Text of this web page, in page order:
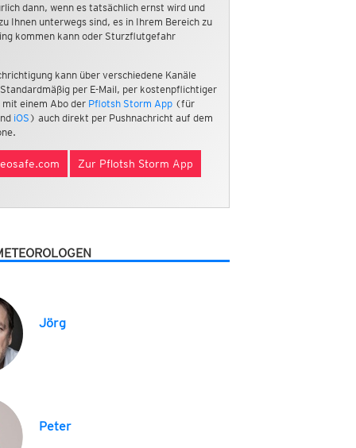
dann, wenn es tatsächlich ernst wird und
Ihnen unterwegs sind, es in Ihrem Bereich zu
kommen kann oder Sturzflutgefahr
kann über verschiedene Kanäle
per E-Mail, per kostenpflichtiger
mit einem Abo der Pflotsh Storm App(für
iOS ) auch direkt per Pushnachricht auf dem
Zur Pflotsh Storm App
Jörg
Peter